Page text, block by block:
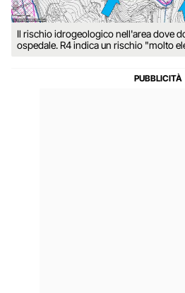
Il rischio idrogeologico nell'area dove
ospedale. R4 indica un rischio "molto